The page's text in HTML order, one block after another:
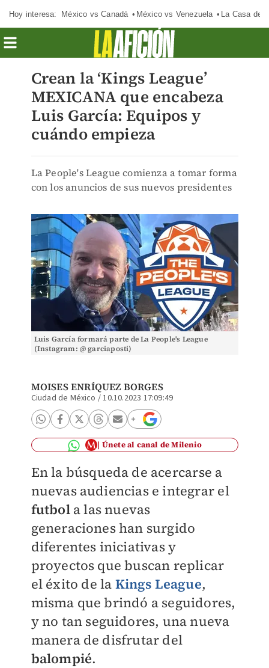
Hoy interesa: México vs Canadá México vs Venezuela La Casa de
Crean la ‘Kings League’
MEXICANA que encabeza
Luis García: Equipos y
cuándo empieza
La People's League comienza a tomar forma
con los anuncios de sus nuevos presidentes
Luis García formará parte de La People's League
(Instagram: @ garciaposti)
MOISES ENRÍQUEZ BORGES
Ciudad de México /10.10.2023 17:09:49
Únete al canal de Milenio
En la búsqueda de acercarse a
nuevas audiencias e integrar el
futbola las nuevas
generaciones han surgido
diferentes iniciativas y
proyectos que buscan replicar
el éxito de la Kings League,
misma que brindó a seguidores,
y no tan seguidores, una nueva
manera de disfrutar del
balompié.